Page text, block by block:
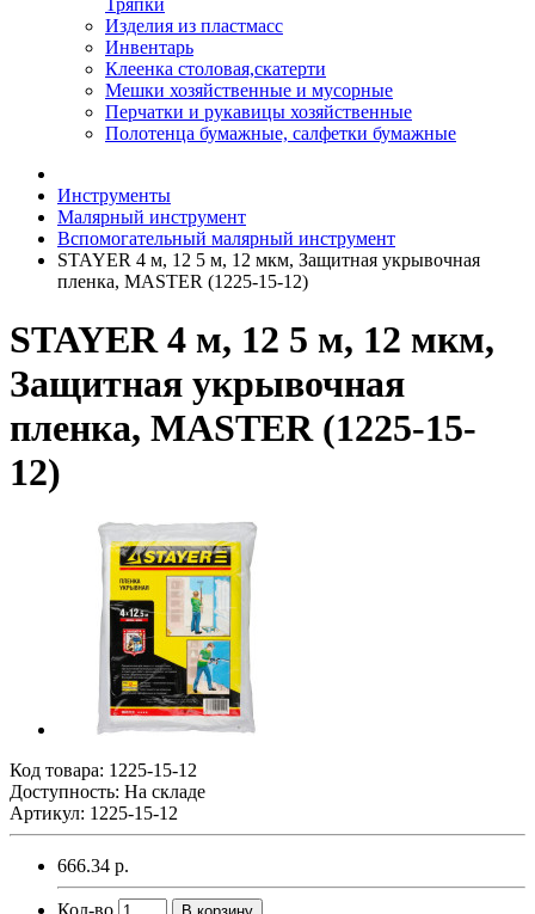
Тряпки
Изделия из пластмасс
Инвентарь
Клеенка столовая,скатерти
Мешки хозяйственные и мусорные
Перчатки и рукавицы хозяйственные
Полотенца бумажные, салфетки бумажные
Инструменты
Малярный инструмент
Вспомогательный малярный инструмент
STAYER 4 м, 12 5 м, 12 мкм, Защитная укрывочная
пленка, MASTER (1225-15-12)
STAYER 4 м, 12 5 м, 12 мкм,
Защитная укрывочная
пленка, MASTER (1225-15-
12)
Код товара: 1225-15-12
Доступность: На складе
Артикул: 1225-15-12
666.34 р.
Кол-во